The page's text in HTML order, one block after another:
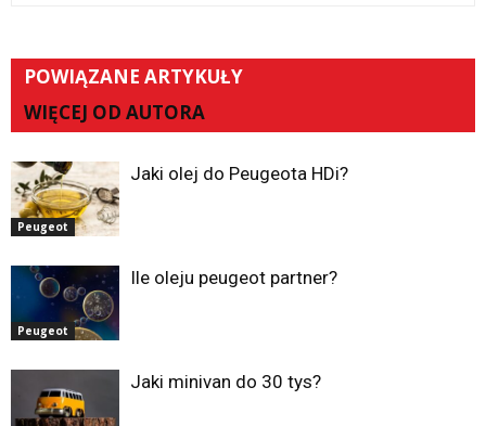
POWIĄZANE ARTYKUŁY
WIĘCEJ OD AUTORA
Peugeot
Jaki olej do Peugeota HDi?
Peugeot
Ile oleju peugeot partner?
Jaki minivan do 30 tys?